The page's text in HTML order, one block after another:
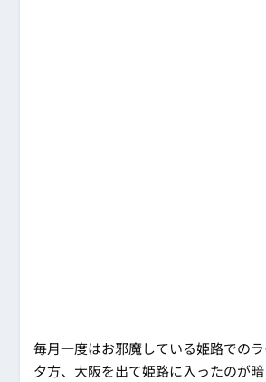
毎月一度はお邪魔している姫路でのラ
夕方、大阪を出て姫路に入ったのが